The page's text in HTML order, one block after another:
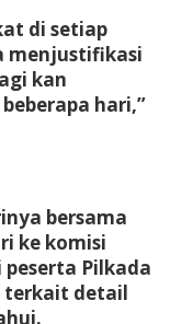
di setiap
menjustifikasi
kan
hari,”
bersama
ke komisi
peserta Pilkada
terkait detail